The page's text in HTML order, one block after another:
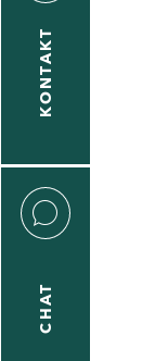
KONTAKT
CHAT